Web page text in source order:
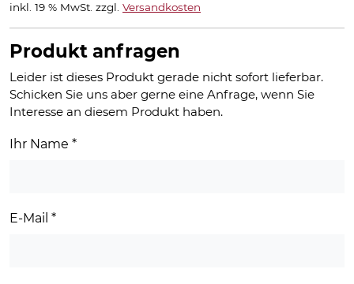
inkl. 19 % MwSt. zzgl. Versandkosten
Produkt anfragen
Leider ist dieses Produkt gerade nicht sofort lieferbar.
Schicken Sie uns aber gerne eine Anfrage, wenn Sie
Interesse an diesem Produkt haben.
Ihr Name *
E-Mail *